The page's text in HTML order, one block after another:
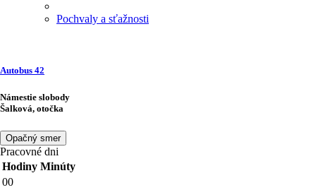
Pochvaly a sťažnosti
Autobus 42
Námestie slobody
Šalková, otočka
Opačný smer
Pracovné dni
Hodiny Minúty
00